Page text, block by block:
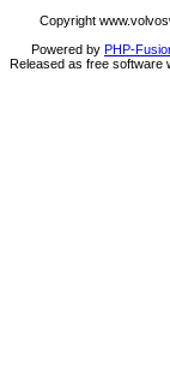
Copyright
Powered by PHP-
Released as free software